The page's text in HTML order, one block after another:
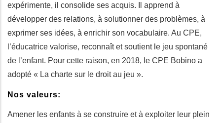
expérimente, il consolide ses acquis. Il apprend à
développer des relations, à solutionner des problèmes, à
exprimer ses idées, à enrichir son vocabulaire. Au CPE,
l’éducatrice valorise, reconnaît et soutient le jeu spontané
de l’enfant. Pour cette raison, en 2018, le CPE Bobino a
adopté « La charte sur le droit au jeu ».
Nos valeurs:
Amener les enfants à se construire et à exploiter leur plein